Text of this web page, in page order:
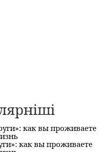
как вы проживаете